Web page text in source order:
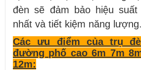
đèn sẽ đảm bảo hiệu
nhất và tiết kiệm năng lượng.
Các ưu điểm của trụ
đường phố cao 6m 7m
12m: